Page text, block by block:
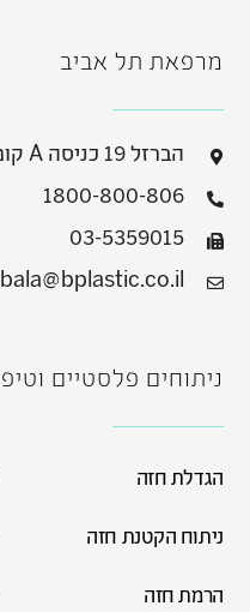
מרפאת תל אביב
הברזל 19 כניסה A קומה 2, רמת החייל
1800-800-806
03-5359015
ניתוחים פלסטיים
הגדלת חזה
ניתוח הקטנת חזה
הרמת חזה